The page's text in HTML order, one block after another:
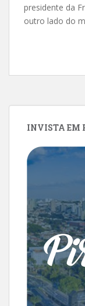
presidente da
outro lado do
INVISTA EM